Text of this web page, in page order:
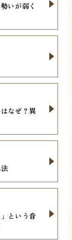
いが弱く
なぜ？異
という音